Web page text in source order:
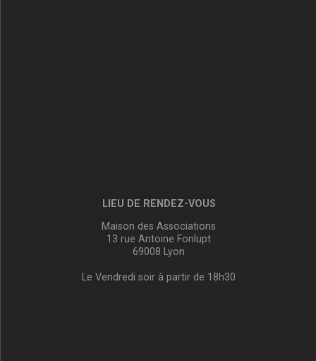
LIEU DE RENDEZ-VOUS
Maison des Associations
13 rue Antoine Fonlupt
69008 Lyon
Le Vendredi soir à partir de 18h30